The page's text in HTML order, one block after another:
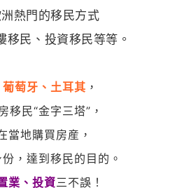
熱門的移民方式
移民、投資移民等等。
萄牙、土耳其 ，
移民“金字三塔”，
當地購買房産，
，達到移民的目的。
業、投資三不誤！